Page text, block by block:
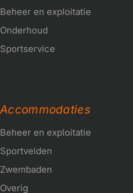
Beheer en exploitatie
Onderhoud
Sportservice
Accommodaties
Beheer en exploitatie
Sportvelden
Zwembaden
Overig